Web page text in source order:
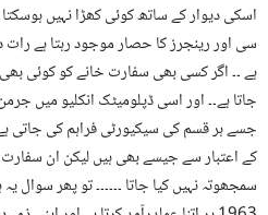
اسکی دیوار کے ساتھ کوئی کھڑا نہیں
سی اور رینجرز کا حصار موجود رہتا ہے
ہے ۔۔ اگر کسی بھی سفارت خانے کو کوئی
جاتا ہے۔۔ اور اسی ڈپلومیٹک انکلیو میں
جسے ہر قسم کی سیکیورٹی فراہم کی جاتی
کے اعتبار سے جیسے بھی ہیں لیکن ان
سمجھوتہ نہیں کیا جاتا ۔۔۔۔۔۔ تو پھر سوال